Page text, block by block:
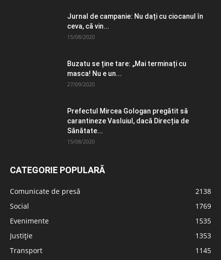
Jurnal de campanie: Nu dați cu ciocanul în
ceva, că vin...
15/08/2020
Buzatu se ține tare: „Mai terminați cu
masca! Nu e un...
27/09/2020
Prefectul Mircea Gologan pregătit să
carantineze Vasluiul, dacă Direcția de
Sănătate...
15/08/2020
CATEGORIE POPULARĂ
Comunicate de presă
2138
Social
1769
Evenimente
1535
Justiție
1353
Transport
1145